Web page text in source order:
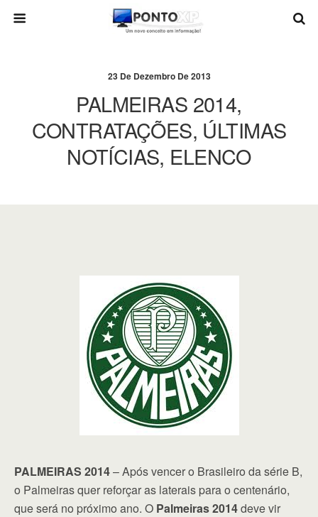
23 De Dezembro De 2013
PALMEIRAS 2014,
CONTRATAÇÕES, ÚLTIMAS
NOTÍCIAS, ELENCO
PALMEIRAS 2014– Após vencer o Brasileiro da série B,
o Palmeiras quer reforçar as laterais para o centenário,
que será no próximo ano. O Palmeiras 2014deve vir